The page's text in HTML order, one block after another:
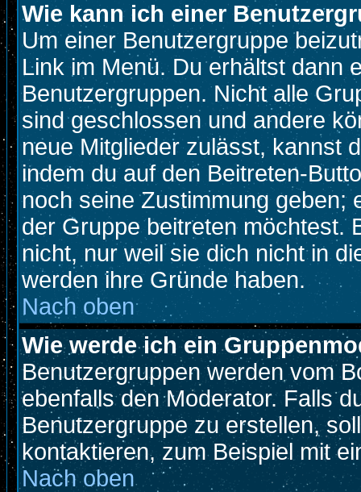
Wie kann ich einer
Um einer Benutzergruppe
Link im Menü. Du erhältst dann
Benutzergruppen. Nicht alle
sind geschlossen und andere
neue Mitglieder zulässt, kannst
indem du auf den Beitreten-
noch seine Zustimmung geben;
der Gruppe beitreten möchtest.
nicht, nur weil sie dich nicht in
werden ihre Gründe haben.
Nach oben
Wie werde ich ein
Benutzergruppen werden vom
ebenfalls den Moderator. Falls
Benutzergruppe zu erstellen,
kontaktieren, zum Beispiel mit
Nach oben